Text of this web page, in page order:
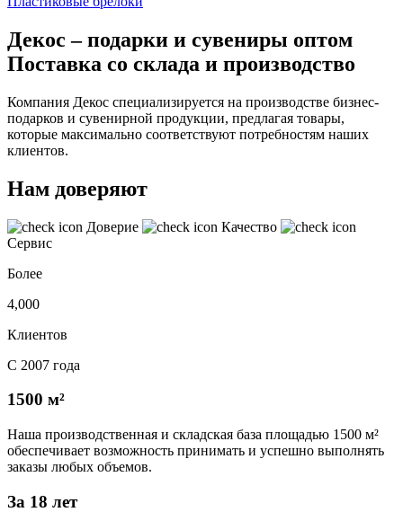
Декос – подарки и сувениры оптом
Поставка со склада и производство
Компания Декос специализируется на производстве бизнес-
подарков и сувенирной продукции, предлагая товары,
которые максимально соответствуют потребностям наших
клиентов.
Нам доверяют
Доверие
Качество
Сервис
Более
4,000
Клиентов
С 2007 года
1500 м²
Наша производственная и складская база площадью 1500 м²
обеспечивает возможность принимать и успешно выполнять
заказы любых объемов.
За 18 лет